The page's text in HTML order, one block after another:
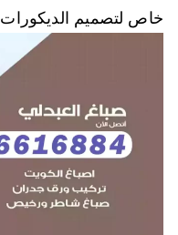
خاص لتصميم